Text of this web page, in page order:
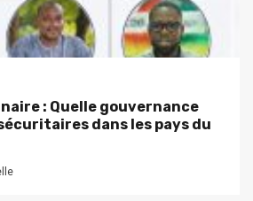
: Quelle gouvernance
dans les pays du